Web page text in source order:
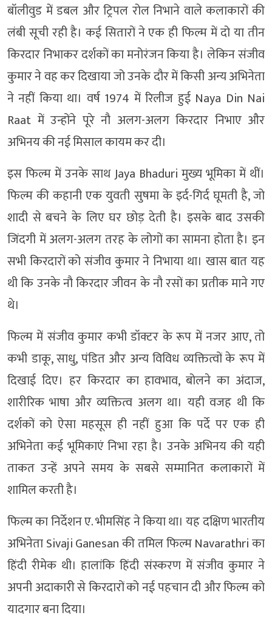
बॉलीवुड में डबल और ट्रिपल रोल निभाने वाले कलाकारों की
लंबी सूची रही है। कई सितारों ने एक ही फिल्म में दो या तीन
किरदार निभाकर दर्शकों का मनोरंजन किया है। लेकिन संजीव
कुमार ने वह कर दिखाया जो उनके दौर में किसी अन्य अभिनेता
ने नहीं किया था। वर्ष 1974 में रिलीज हुई Naya Din Nai
Raat में उन्होंने पूरे नौ अलग-अलग किरदार निभाए और
अभिनय की नई मिसाल कायम कर दी।
इस फिल्म में उनके साथ Jaya Bhaduri मुख्य भूमिका में थीं।
फिल्म की कहानी एक युवती सुषमा के इर्द-गिर्द घूमती है, जो
शादी से बचने के लिए घर छोड़ देती है। इसके बाद उसकी
जिंदगी में अलग-अलग तरह के लोगों का सामना होता है। इन
सभी किरदारों को संजीव कुमार ने निभाया था। खास बात यह
थी कि उनके नौ किरदार जीवन के नौ रसों का प्रतीक माने गए
थे।
फिल्म में संजीव कुमार कभी डॉक्टर के रूप में नजर आए, तो
कभी डाकू, साधु, पंडित और अन्य विविध व्यक्तित्वों के रूप में
दिखाई दिए। हर किरदार का हावभाव, बोलने का अंदाज,
शारीरिक भाषा और व्यक्तित्व अलग था। यही वजह थी कि
दर्शकों को ऐसा महसूस ही नहीं हुआ कि पर्दे पर एक ही
अभिनेता कई भूमिकाएं निभा रहा है। उनके अभिनय की यही
ताकत उन्हें अपने समय के सबसे सम्मानित कलाकारों में
शामिल करती है।
फिल्म का निर्देशन ए. भीमसिंह ने किया था। यह दक्षिण भारतीय
अभिनेता Sivaji Ganesan की तमिल फिल्म Navarathri का
हिंदी रीमेक थी। हालांकि हिंदी संस्करण में संजीव कुमार ने
अपनी अदाकारी से किरदारों को नई पहचान दी और फिल्म को
यादगार बना दिया।